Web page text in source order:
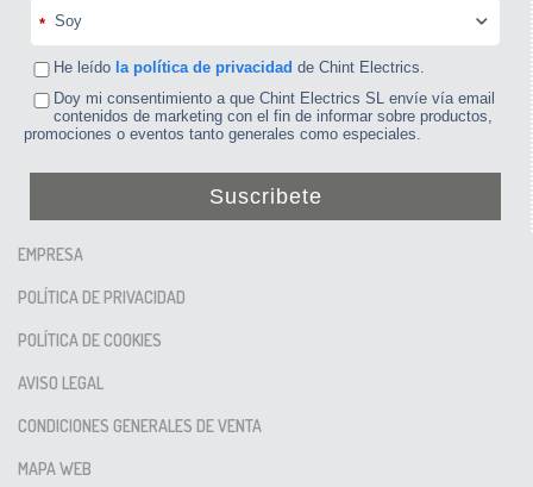
*
He leído la política de privacidad de Chint Electrics.
Doy mi consentimiento a que Chint Electrics SL envíe vía email
contenidos de marketing con el fin de informar sobre productos,
promociones o eventos tanto generales como especiales.
Suscribete
EMPRESA
POLÍTICA DE PRIVACIDAD
POLÍTICA DE COOKIES
AVISO LEGAL
CONDICIONES GENERALES DE VENTA
MAPA WEB